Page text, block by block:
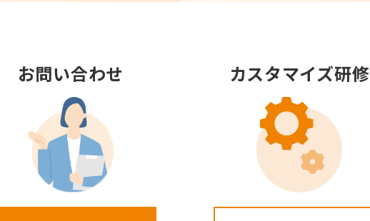
お問い合わせ カスタマイズ研修